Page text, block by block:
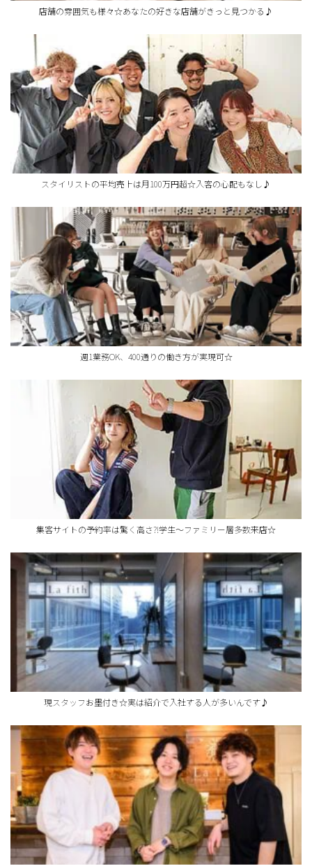
店舗の雰囲気も様々☆あなたの好きな店舗がきっと見つかる♪
スタイリストの平均売上は月100万円超☆入客の心配もなし♪
週1業務OK、400通りの働き方が実現可☆
集客サイトの予約率は驚く高さ?!学生～ファミリー層多数来店☆
現スタッフお墨付き☆実は紹介で入社する人が多いんです♪